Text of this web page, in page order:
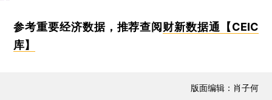
参考重要经济数据，推荐查阅财新数据通【CEIC
库】
版面编辑：肖子何